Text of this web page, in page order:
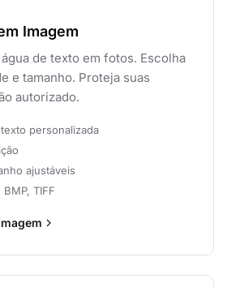
Imagem
de texto em fotos. Escolha
e tamanho. Proteja suas
autorizado.
personalizada
ajustáveis
BMP, TIFF